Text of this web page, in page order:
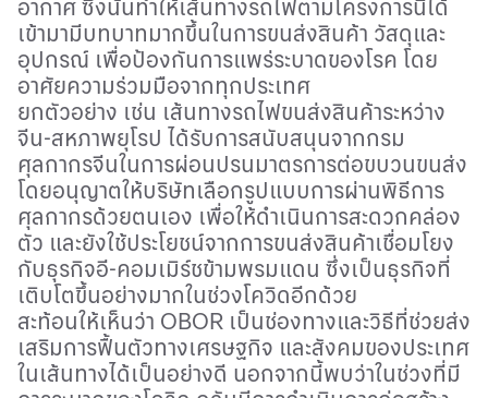
อากาศ ซึ่งนั่นทำให้เส้นทางรถไฟตามโครงการนี้ได้
เข้ามามีบทบาทมากขึ้นในการขนส่งสินค้า วัสดุและ
อุปกรณ์ เพื่อป้องกันการแพร่ระบาดของโรค โดย
อาศัยความร่วมมือจากทุกประเทศ
ยกตัวอย่าง เช่น เส้นทางรถไฟขนส่งสินค้าระหว่าง
จีน-สหภาพยุโรป ได้รับการสนับสนุนจากกรม
ศุลกากรจีนในการผ่อนปรนมาตรการต่อขบวนขนส่ง
โดยอนุญาตให้บริษัทเลือกรูปแบบการผ่านพิธีการ
ศุลกากรด้วยตนเอง เพื่อให้ดำเนินการสะดวกคล่อง
ตัว และยังใช้ประโยชน์จากการขนส่งสินค้าเชื่อมโยง
กับธุรกิจอี-คอมเมิร์ชข้ามพรมแดน ซึ่งเป็นธุรกิจที่
เติบโตขึ้นอย่างมากในช่วงโควิดอีกด้วย
สะท้อนให้เห็นว่า OBOR เป็นช่องทางและวิธีที่ช่วยส่ง
เสริมการฟื้นตัวทางเศรษฐกิจ และสังคมของประเทศ
ในเส้นทางได้เป็นอย่างดี นอกจากนี้พบว่าในช่วงที่มี